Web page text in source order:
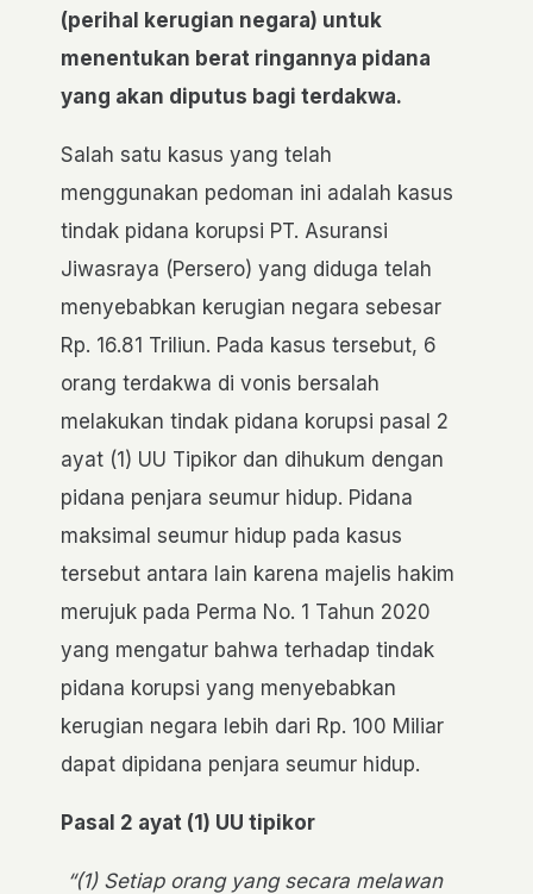
(perihal kerugian negara) untuk
menentukan berat ringannya pidana
yang akan diputus bagi terdakwa.
Salah satu kasus yang telah
menggunakan pedoman ini adalah kasus
tindak pidana korupsi PT. Asuransi
Jiwasraya (Persero) yang diduga telah
menyebabkan kerugian negara sebesar
Rp. 16.81 Triliun. Pada kasus tersebut, 6
orang terdakwa di vonis bersalah
melakukan tindak pidana korupsi pasal 2
ayat (1) UU Tipikor dan dihukum dengan
pidana penjara seumur hidup. Pidana
maksimal seumur hidup pada kasus
tersebut antara lain karena majelis hakim
merujuk pada Perma No. 1 Tahun 2020
yang mengatur bahwa terhadap tindak
pidana korupsi yang menyebabkan
kerugian negara lebih dari Rp. 100 Miliar
dapat dipidana penjara seumur hidup.
Pasal 2 ayat (1) UU tipikor
“(1) Setiap orang yang secara melawan